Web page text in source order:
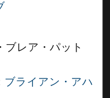
ブレア・パット
ブライアン・アハ